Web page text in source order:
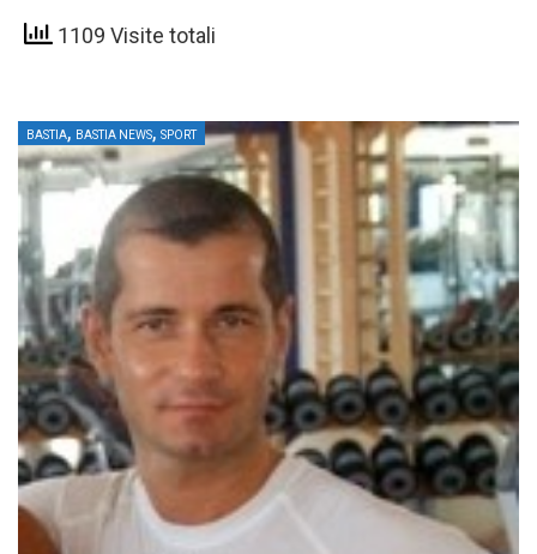
consigliere comunale Fabio…
1109 Visite totali
BASTIA, BASTIA NEWS, SPORT